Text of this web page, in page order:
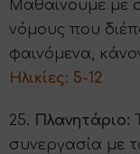
Μαθαίνουμε με
νόμους που
φαινόμενα,
Ηλικίες: 5-12
25. Πλανητάριο:
συνεργασία με